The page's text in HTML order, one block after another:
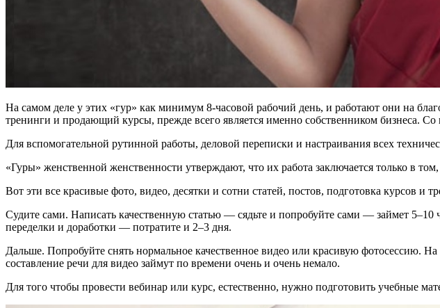
На самом деле у этих «гур» как минимум 8-часовой рабочий день, и работают они на
тренинги и продающий курсы, прежде всего является именно собственником бизнеса.
Для вспомогательной рутинной работы, деловой переписки и настраивания всех
«Гуры» женственной женственности утверждают, что их работа заключается только в
Вот эти все красивые фото, видео, десятки и сотни статей, постов, подготовка курсов и
Судите сами. Написать качественную статью — сядьте и попробуйте сами — займет 5–10
переделки и доработки — потратите и 2–3 дня.
Дальше. Попробуйте снять нормальное качественное видео или красивую фотосессию.
составление речи для видео займут по времени очень и очень немало.
Для того чтобы провести вебинар или курс, естественно, нужно подготовить учебные